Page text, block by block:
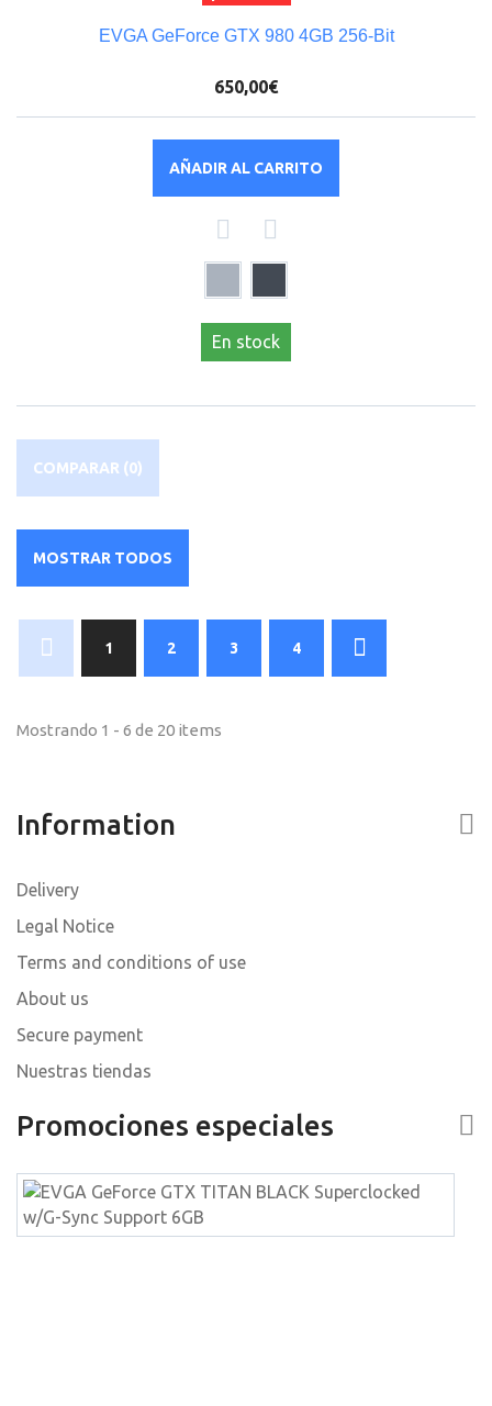
EVGA GeForce GTX 980 4GB 256-Bit
650,00€
AÑADIR AL CARRITO
En stock
COMPARAR (0)
MOSTRAR TODOS
1 2 3 4
Mostrando 1 - 6 de 20 items
Information
Delivery
Legal Notice
Terms and conditions of use
About us
Secure payment
Nuestras tiendas
Promociones especiales